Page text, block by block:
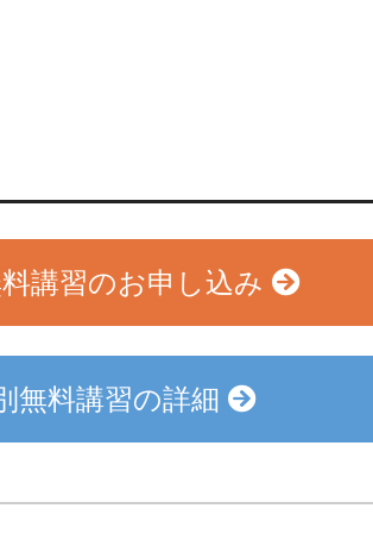
講習のお申し込み
無料講習の詳細